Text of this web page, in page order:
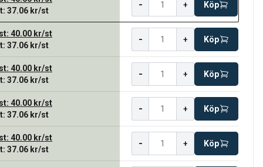
: 37.06 kr/st - + Köp
st: 40.00 kr/st
: 37.06 kr/st - + Köp
st: 40.00 kr/st
: 37.06 kr/st - + Köp
st: 40.00 kr/st
: 37.06 kr/st - + Köp
st: 40.00 kr/st
: 37.06 kr/st - + Köp